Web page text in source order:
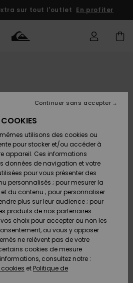
sur tout l'outlet En profiter
COOKIES
utilisons des cookies ou
pour stocker et/ou accéder à
appareil. Ces informations
données de navigation et votre
pour vous présenter des
personnalisés ; pour mesurer la
du contenu ; pour personnaliser
plus sur leur audience ; pour
produits de nos partenaires.
choix pour accepter ou non les
ou vous y opposer
ne relèvent pas de votre
cookies de mesure
consultez notre :
et Politique de
Continuer sans accepter